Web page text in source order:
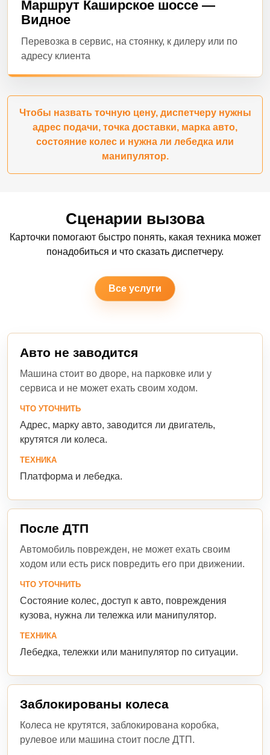
Маршрут Каширское шоссе —
Видное
Перевозка в сервис, на стоянку, к дилеру или по
адресу клиента
Чтобы назвать точную цену, диспетчеру нужны
адрес подачи, точка доставки, марка авто,
состояние колес и нужна ли лебедка или
манипулятор.
Сценарии вызова
Карточки помогают быстро понять, какая техника может
понадобиться и что сказать диспетчеру.
Все услуги
Авто не заводится
Машина стоит во дворе, на парковке или у
сервиса и не может ехать своим ходом.
ЧТО УТОЧНИТЬ
Адрес, марку авто, заводится ли двигатель,
крутятся ли колеса.
ТЕХНИКА
Платформа и лебедка.
После ДТП
Автомобиль поврежден, не может ехать своим
ходом или есть риск повредить его при движении.
ЧТО УТОЧНИТЬ
Состояние колес, доступ к авто, повреждения
кузова, нужна ли тележка или манипулятор.
ТЕХНИКА
Лебедка, тележки или манипулятор по ситуации.
Заблокированы колеса
Колеса не крутятся, заблокирована коробка,
рулевое или машина стоит после ДТП.